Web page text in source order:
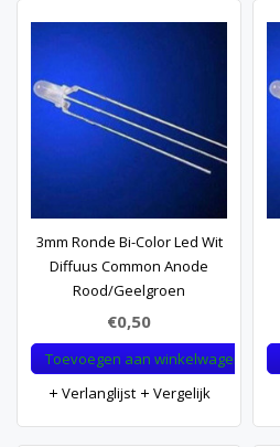
3mm Ronde Bi-Color Led Wit
Diffuus Common Anode
Rood/Geelgroen
€0,50
Toevoegen aan winkelwagen
Verlanglijst
Vergelijk